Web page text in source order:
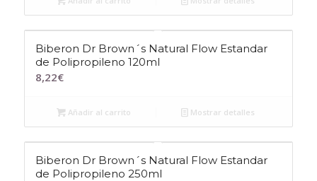
Biberon Dr Brown´s Natural Flow Estandar
de Polipropileno 120ml
8,22€
Añadir al carrito Mostrar detalles
Biberon Dr Brown´s Natural Flow Estandar
de Polipropileno 250ml